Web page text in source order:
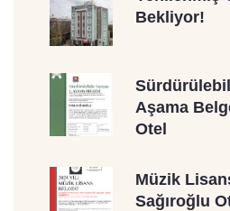
Bekliyor!
Aşama
Otel
Müzik
Sağıroğlu